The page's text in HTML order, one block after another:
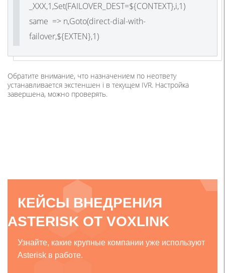
_XXX,1,Set(FAILOVER_DEST=${CONTEXT},i,1)
same => n,Goto(direct-dial-with-
failover,${EXTEN},1)
Обратите внимание, что назначением по неответу
устанавливается экстеншен i в текущем IVR. Настройка
завершена, можно проверять.
КЕЙСЫ ВНЕДРЕНИЯ
ASTERISK ОТ VOXLINK
Узнайте, какие крупные компании уже используют
Asterisk в работе.